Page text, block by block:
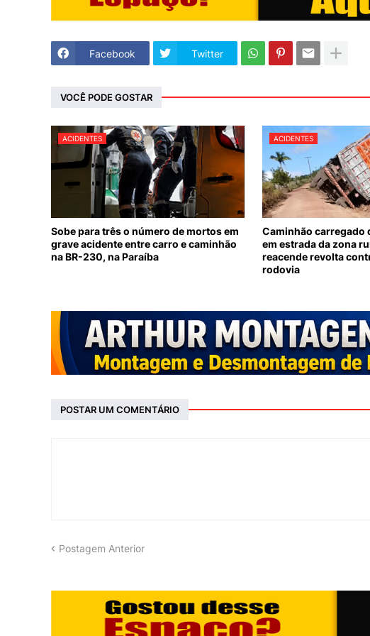
Facebook Twitter
VOCÊ PODE GOSTAR
ACIDENTES
Sobe para três o número de mortos em
grave acidente entre carro e caminhão
na BR-230, na Paraíba
ACIDENTES
Caminhão carregado
em estrada da zona
reacende revolta
rodovia
POSTAR UM COMENTÁRIO
Postagem Anterior